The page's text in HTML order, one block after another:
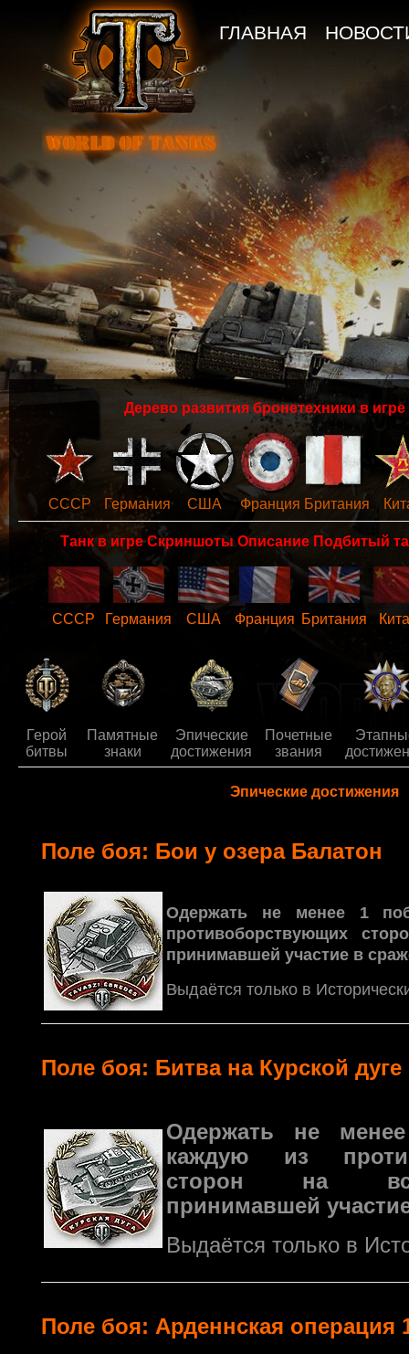
ГЛАВНАЯ
Дерево развития бронетехники в
СССР Германия США Франция Британия
Танк в игре Скриншоты Описание Подбитый
СССР Германия США Франция Британия
Герой
битвы
Памятные
знаки
Эпические
достижения
Почетные
звания
Эпические достижения
Поле боя: Бои у озера Балатон
Одержать не менее 1
противоборствующих
принимавшей участие в
Выдаётся только в
Поле боя: Битва на Курской дуге
Одержать не
каждую из
сторон на
принимавшей
Выдаётся только в
Поле боя: Арденнская операция